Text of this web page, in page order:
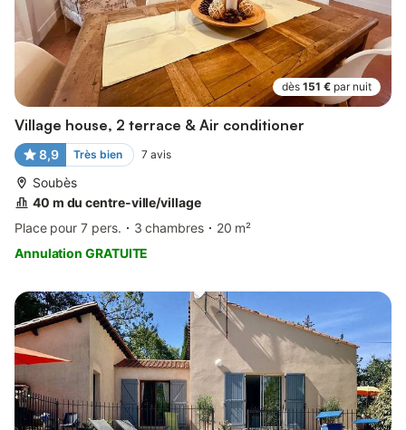
dès 151 € par nuit
Village house, 2 terrace & Air conditioner
8,9 Très bien 7 avis
Soubès
40 m du centre-ville/village
Place pour 7 pers.
3 chambres
20 m²
Annulation GRATUITE